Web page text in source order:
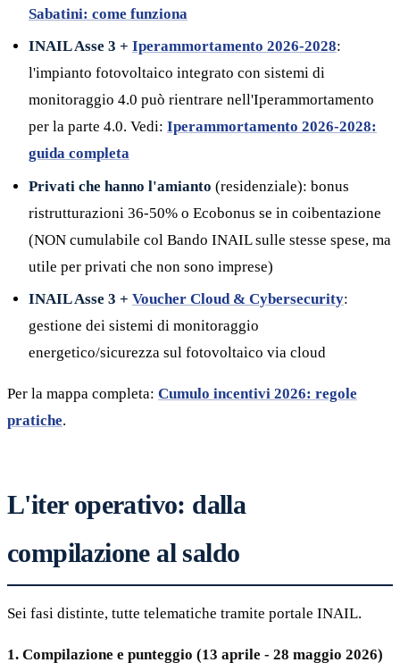
Sabatini: come funziona
INAIL Asse 3 + Iperammortamento 2026-2028:
l'impianto fotovoltaico integrato con sistemi di
monitoraggio 4.0 può rientrare nell'Iperammortamento
per la parte 4.0. Vedi: Iperammortamento 2026-2028:
guida completa
Privati che hanno l'amianto (residenziale): bonus
ristrutturazioni 36-50% o Ecobonus se in coibentazione
(NON cumulabile col Bando INAIL sulle stesse spese, ma
utile per privati che non sono imprese)
INAIL Asse 3 + Voucher Cloud & Cybersecurity:
gestione dei sistemi di monitoraggio
energetico/sicurezza sul fotovoltaico via cloud
Per la mappa completa: Cumulo incentivi 2026: regole
pratiche.
L'iter operativo: dalla
compilazione al saldo
Sei fasi distinte, tutte telematiche tramite portale INAIL.
1. Compilazione e punteggio (13 aprile - 28 maggio 2026)